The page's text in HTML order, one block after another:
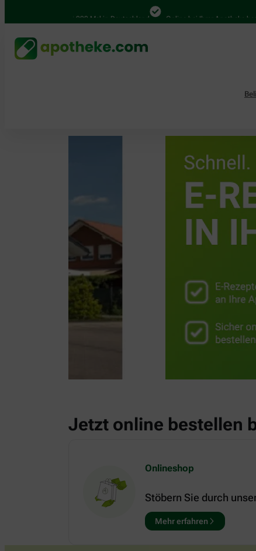
4.000 Mal in Deutschland Online bei Ihrer Apotheke
Jetzt online bestellen
Onlineshop
Stöbern Sie durch
Mehr erfahren